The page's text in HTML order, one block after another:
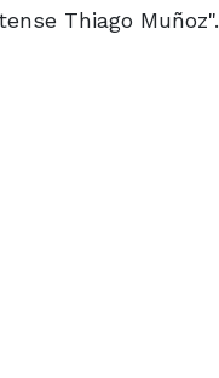
Thiago Muñoz".